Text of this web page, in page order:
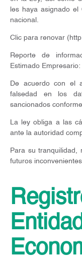
les haya asignado el
nacional.
Clic para renovar
Reporte de
Estimado Empresario:
De acuerdo con el
falsedad en los
sancionados
La ley obliga a las
ante la autoridad
Para su tranquilidad,
futuros